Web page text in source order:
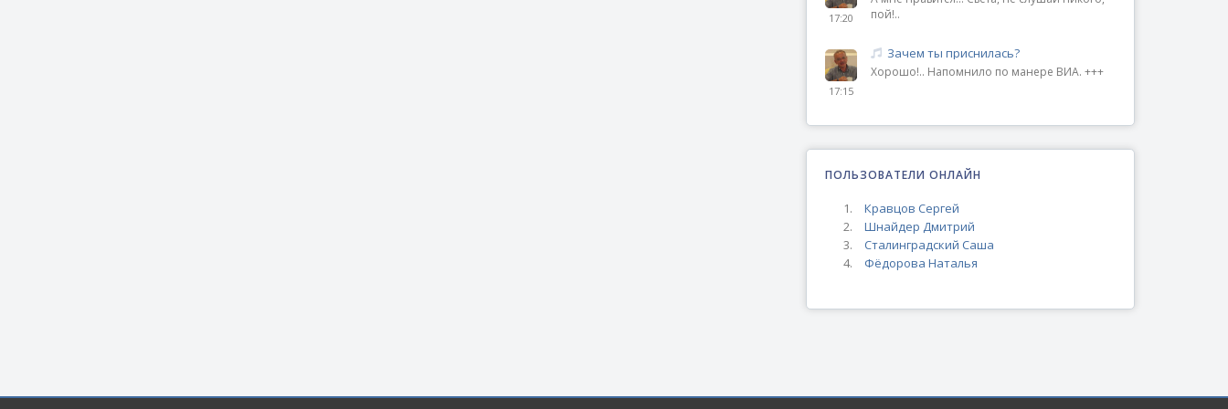
17:20
пой!..
17:15
Зачем ты приснилась?
Хорошо!.. Напомнило по манере ВИА. +++
ПОЛЬЗОВАТЕЛИ ОНЛАЙН
Кравцов Сергей
Шнайдер Дмитрий
Сталинградский Саша
Фёдорова Наталья